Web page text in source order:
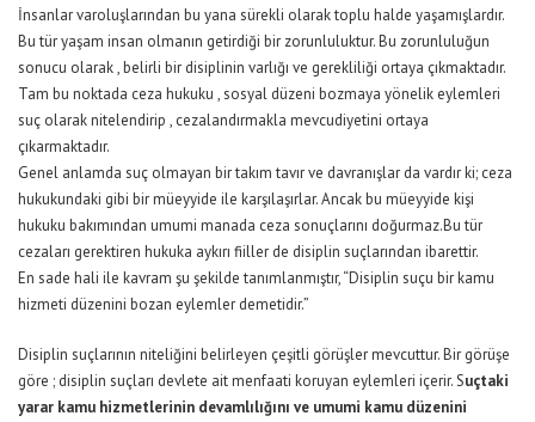
İnsanlar varoluşlarından bu yana sürekli olarak toplu halde yaşamışlardır.
Bu tür yaşam insan olmanın getirdiği bir zorunluluktur. Bu zorunluluğun
sonucu olarak , belirli bir disiplinin varlığı ve gerekliliği ortaya çıkmaktadır.
Tam bu noktada ceza hukuku , sosyal düzeni bozmaya yönelik eylemleri
suç olarak nitelendirip , cezalandırmakla mevcudiyetini ortaya
çıkarmaktadır.
Genel anlamda suç olmayan bir takım tavır ve davranışlar da vardır ki; ceza
hukukundaki gibi bir müeyyide ile karşılaşırlar. Ancak bu müeyyide kişi
hukuku bakımından umumi manada ceza sonuçlarını doğurmaz.Bu tür
cezaları gerektiren hukuka aykırı fiiller de disiplin suçlarından ibarettir.
En sade hali ile kavram şu şekilde tanımlanmıştır, “Disiplin suçu bir kamu
hizmeti düzenini bozan eylemler demetidir.”
Disiplin suçlarının niteliğini belirleyen çeşitli görüşler mevcuttur. Bir görüşe
göre ; disiplin suçları devlete ait menfaati koruyan eylemleri içerir. Suçtaki
yarar kamu hizmetlerinin devamlılığını ve umumi kamu düzenini